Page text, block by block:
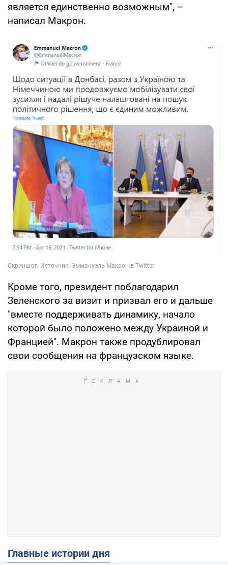
является единственно возможным", –
написал Макрон.
Кроме того, президент поблагодарил
Зеленского за визит и призвал его и дальше
"вместе поддерживать динамику, начало
которой было положено между Украиной и
Францией". Макрон также продублировал
свои сообщения на французском языке.
Главные истории дня